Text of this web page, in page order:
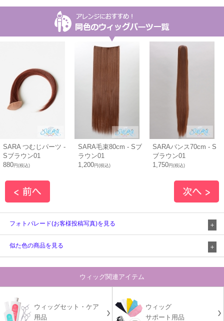
SARA つむじパーツ -
Sブラウン01
880円(税込)
SARA毛束80cm - Sブ
ラウン01
1,200円(税込)
SARAバンス70cm - S
ブラウン01
1,750円(税込)
フォトパレード(お客様投稿写真)を見る
似た色の商品を見る
ウィッグ関連アイテム
ウィッグセット・ケア
用品
ウィッグ
サポート用品